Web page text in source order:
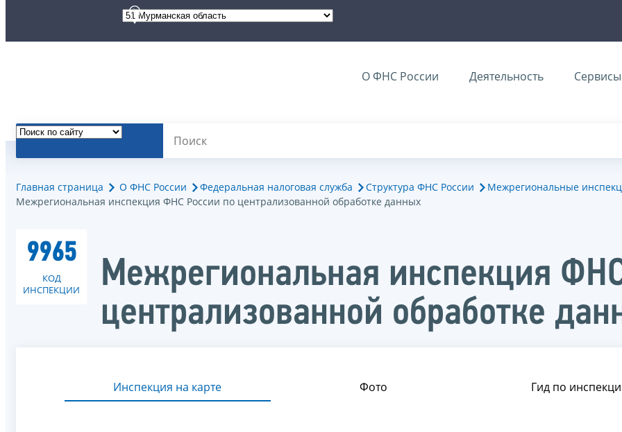
О ФНС России Деятельность Сервисы
Главная страница О ФНС России Федеральная налоговая служба Структура ФНС России
Межрегиональные
Межрегиональная инспекция ФНС России по централизованной обработке данных
9965
КОД
ИНСПЕКЦИИ
Межрегиональная инспекция
централизованной обработке
Инспекция на карте Фото Гид по